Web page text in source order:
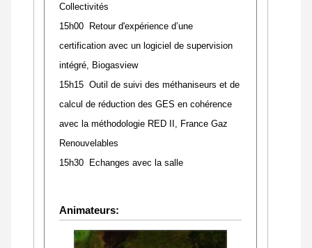
Collectivités
15h00 Retour d'expérience d’une
certification avec un logiciel de supervision
intégré, Biogasview
15h15 Outil de suivi des méthaniseurs et de
calcul de réduction des GES en cohérence
avec la méthodologie RED II, France Gaz
Renouvelables
15h30 Echanges avec la salle
Animateurs: